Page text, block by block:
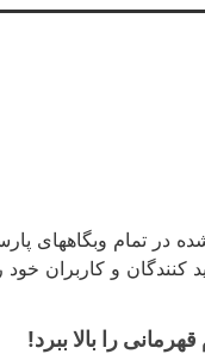
در تمام وبگاههای
کنندگان و کاربران
قهرمانی را بالا ببرد!